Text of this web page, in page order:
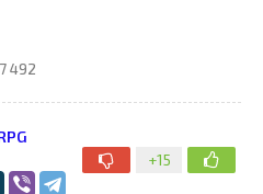
7 492
+15